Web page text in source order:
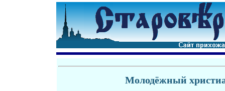
Молодёжный